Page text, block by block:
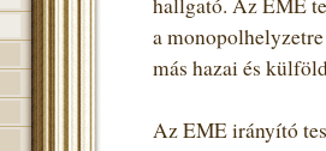
a
más hazai és
Az EME irányító